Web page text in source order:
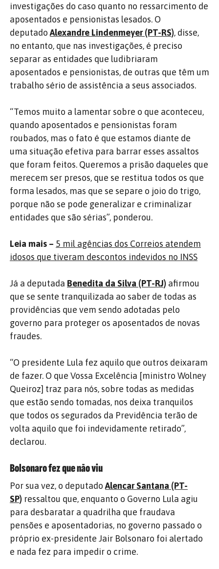
investigações do caso quanto no ressarcimento de
aposentados e pensionistas lesados. O
deputadoAlexandre Lindenmeyer (PT-RS), disse,
no entanto, que nas investigações, é preciso
separar as entidades que ludibriaram
aposentados e pensionistas, de outras que têm um
trabalho sério de assistência a seus associados.
“Temos muito a lamentar sobre o que aconteceu,
quando aposentados e pensionistas foram
roubados, mas o fato é que estamos diante de
uma situação efetiva para barrar esses assaltos
que foram feitos. Queremos a prisão daqueles que
merecem ser presos, que se restitua todos os que
forma lesados, mas que se separe o joio do trigo,
porque não se pode generalizar e criminalizar
entidades que são sérias”, ponderou.
Leia mais – 5 mil agências dos Correios atendem
idosos que tiveram descontos indevidos no INSS
Já a deputada Benedita da Silva (PT-RJ) afirmou
que se sente tranquilizada ao saber de todas as
providências que vem sendo adotadas pelo
governo para proteger os aposentados de novas
fraudes.
“O presidente Lula fez aquilo que outros deixaram
de fazer. O que Vossa Excelência [ministro Wolney
Queiroz] traz para nós, sobre todas as medidas
que estão sendo tomadas, nos deixa tranquilos
que todos os segurados da Previdência terão de
volta aquilo que foi indevidamente retirado”,
declarou.
Bolsonaro fez que não viu
Por sua vez, o deputadoAlencar Santana (PT-
SP) ressaltou que, enquanto o Governo Lula agiu
para desbaratar a quadrilha que fraudava
pensões e aposentadorias, no governo passado o
próprio ex-presidente Jair Bolsonaro foi alertado
e nada fez para impedir o crime.